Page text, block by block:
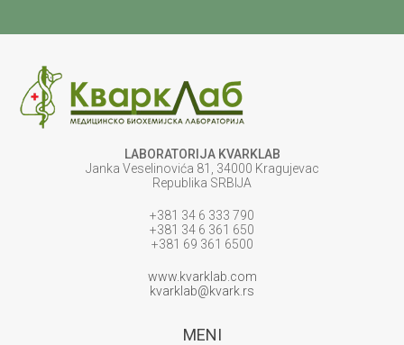
LABORATORIJA KVARKLAB
Janka Veselinovića 81, 34000 Kragujevac
Republika SRBIJA
+381 34 6 333 790
+381 34 6 361 650
+381 69 361 6500
www.kvarklab.com
kvarklab@kvark.rs
MENI